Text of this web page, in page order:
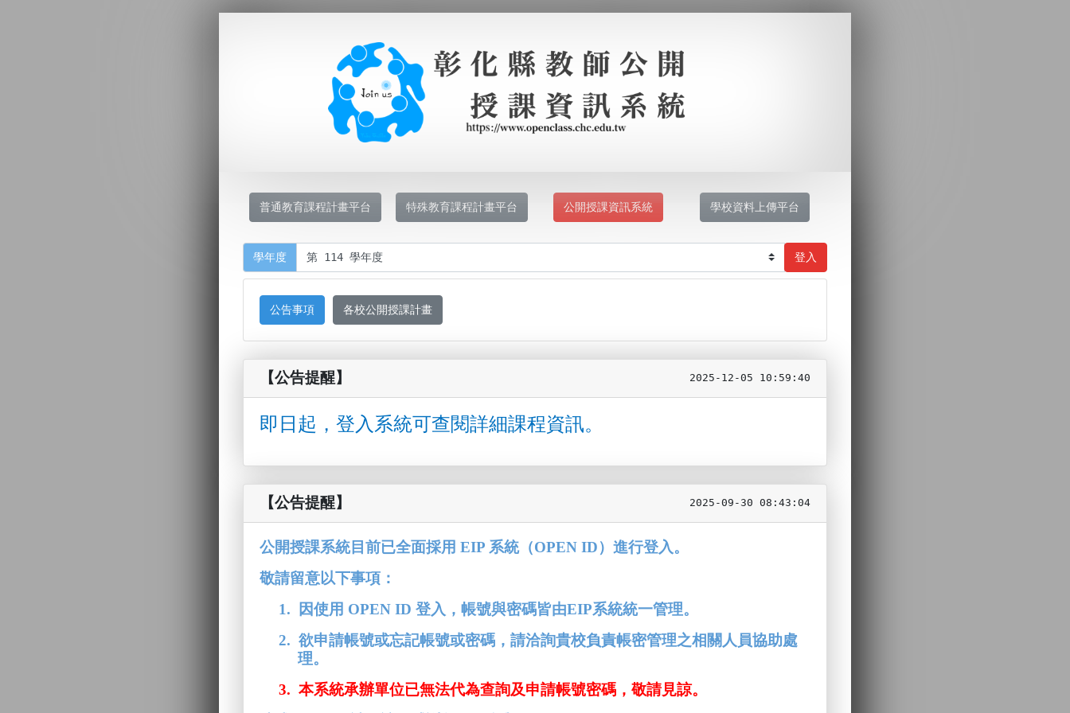
普通教育課程計畫平台 特殊教育課程計畫平台 公開授課資訊系統 學校資料上傳平台
學年度 登入
公告事項 各校公開授課計畫
2025-12-05 10:59:40
【公告提醒】
即日起，登入系統可查閱詳細課程資訊。
2025-09-30 08:43:04
【公告提醒】
公開授課系統目前已全面採用 EIP 系統（OPEN ID）進行登入。
敬請留意以下事項：
1.
因使用 OPEN ID登入，帳號與密碼皆由EIP系統統一管理。
2. 欲申請帳號或忘記帳號或密碼，請洽詢貴校負責帳密管理之相關人員協助處
理。
3. 本系統承辦單位已無法代為查詢及申請帳號密碼，敬請見諒。